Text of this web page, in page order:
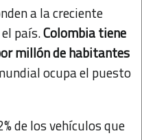
a la creciente
país.Colombia tiene
millón de habitantes
ocupa el puesto
de los vehículos que